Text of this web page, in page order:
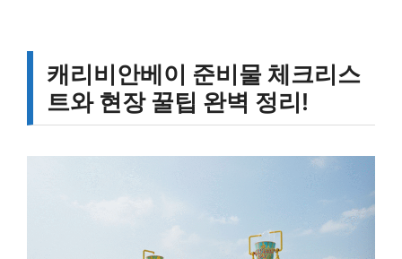
캐리비안베이 준비물 체크리스
트와 현장 꿀팁 완벽 정리!